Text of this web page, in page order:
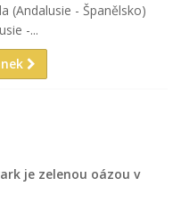
(Andalusie - Španělsko)
-...
je zelenou oázou v